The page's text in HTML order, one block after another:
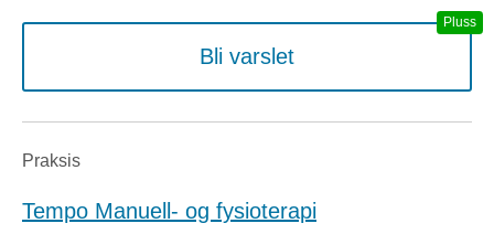
Bli varslet
Praksis
Tempo Manuell- og fysioterapi